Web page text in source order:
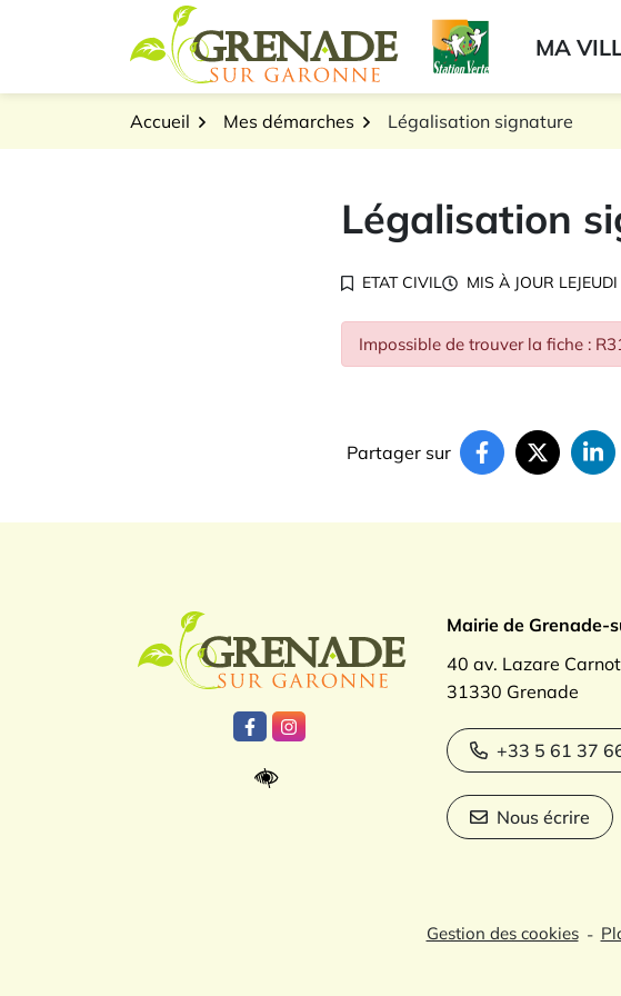
Logo Grenade sur GaronneMA
Accueil Mes démarches Légalisation signature
Légalisation
ETAT CIVIL MIS À JOUR LE
Impossible de trouver la fiche :
Partager sur
Logo Grenade sur
Lien vers le compte Facebook
Lien vers le compte Instagram
Mairie de Grenade-
40 av. Lazare Carnot
31330 Grenade
+33 5 61 37
Nous écrire
Gestion des cookies